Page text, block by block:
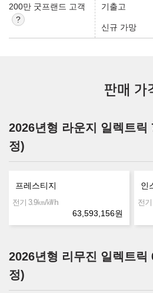
200만 굿프랜드 고객 기출고
신규 가망
판매 가
2026년형 라운지 일렉트릭
정)
프레스티지
전기 3.9㎞/㎾h
63,593,156원
인
전기
2026년형 리무진 일렉트릭
정)